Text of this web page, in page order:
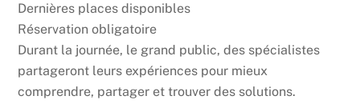
Dernières places disponibles
Réservation obligatoire
Durant la journée, le grand public, des spécialistes
partageront leurs expériences pour mieux
comprendre, partager et trouver des solutions.